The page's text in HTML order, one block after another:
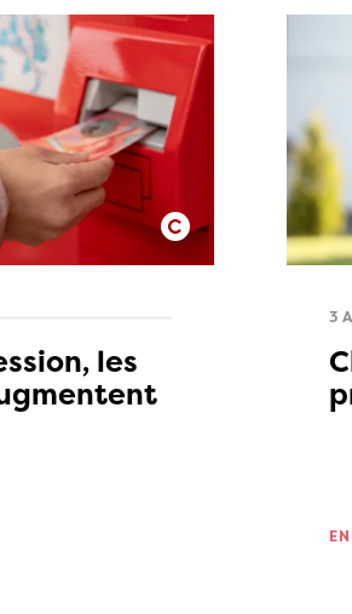
les
3